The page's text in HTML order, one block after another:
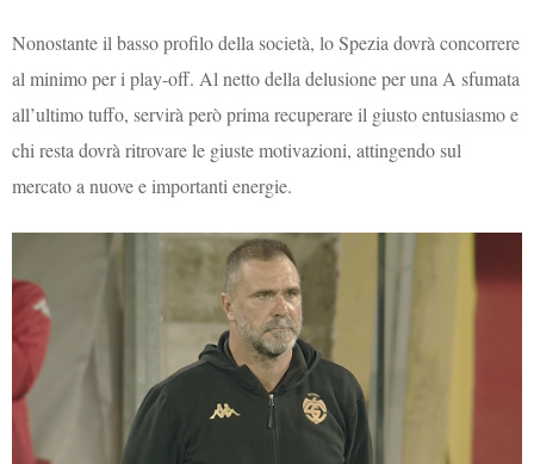
Nonostante il basso profilo della società, lo Spezia dovrà concorrere
al minimo per i play-off. Al netto della delusione per una A sfumata
all’ultimo tuffo, servirà però prima recuperare il giusto entusiasmo e
chi resta dovrà ritrovare le giuste motivazioni, attingendo sul
mercato a nuove e importanti energie.